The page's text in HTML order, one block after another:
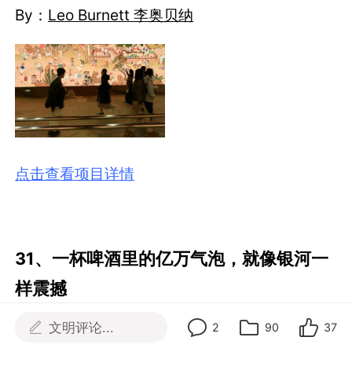
By： Leo Burnett 李奥贝纳
点击查看项目详情
31、一杯啤酒里的亿万气泡，就像银河一
样震撼
Brand：Guinness 健力士
文明评论... 2 90 37